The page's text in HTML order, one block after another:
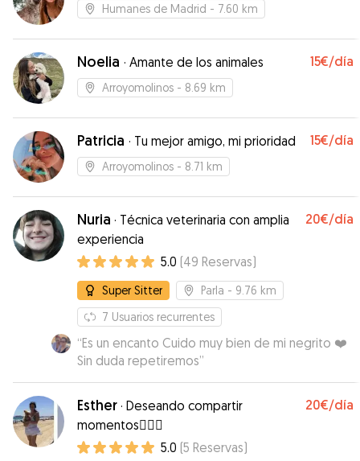
Gracias!”
Humanes de Madrid - 7.60 km
Noelia · Amante de los animales 15€/día
Arroyomolinos - 8.69 km
Patricia · Tu mejor amigo, mi prioridad 15€/día
Arroyomolinos - 8.71 km
Nuria · Técnica veterinaria con amplia
experiencia
20€/día
5.0 (49 Reservas)
Super Sitter Parla - 9.76 km
7 Usuarios recurrentes
“Es un encanto Cuido muy bien de mi negrito ❤️
Sin duda repetiremos”
Esther · Deseando compartir
momentos🐕‍🦺🐾
20€/día
5.0 (5 Reservas)